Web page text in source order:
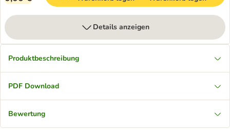
Details anzeigen
Produktbeschreibung
PDF Download
Bewertung